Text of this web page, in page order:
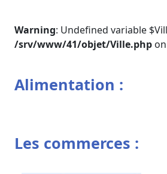
Warning: Undefined variable
/srv/www/41/objet/Ville.php
Alimentation :
Les commerces :